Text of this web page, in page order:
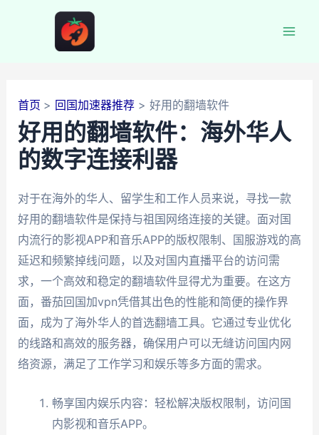
首页 回国加速器推荐 好用的翻墙软件
好用的翻墙软件：海外华人
的数字连接利器
对于在海外的华人、留学生和工作人员来说，寻找一款
好用的翻墙软件是保持与祖国网络连接的关键。面对国
内流行的影视APP和音乐APP的版权限制、国服游戏的高
延迟和频繁掉线问题，以及对国内直播平台的访问需
求，一个高效和稳定的翻墙软件显得尤为重要。在这方
面，番茄回国加vpn凭借其出色的性能和简便的操作界
面，成为了海外华人的首选翻墙工具。它通过专业优化
的线路和高效的服务器，确保用户可以无缝访问国内网
络资源，满足了工作学习和娱乐等多方面的需求。
畅享国内娱乐内容：轻松解决版权限制，访问国
内影视和音乐APP。